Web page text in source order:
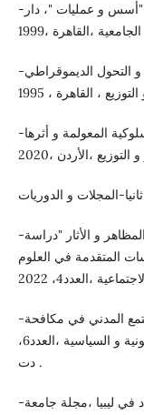
-هناء حافظ البدوي، إدارة المؤسسات الاجتماعية "أسس و عمليات "، دار
-سعد الدين إبراهيم و أخرون ، المجتمع المدني و التحول الديموقراطي
-لحظة كريم الجعافرة ،المهددات القيمية و السلوكية المعولمة و أثرها
:
-إبراهيم عبد اللطيف عبد المطلب ،الفساد و المظاهر و الأثار "دراسة
المتقدمة في العلوم
-اسراء علاء الدين نوري، دور مؤسسات المجتمع المدني في مكافحة
ظاهرة الفساد، مجلة جامعة تكريت للعلوم القانونية و السياسية ،العدد6،
دت .
-أشرف عبد السلام الفيتوري، واقع ظاهرة الفساد في ليبيا ،مجلة جامعة